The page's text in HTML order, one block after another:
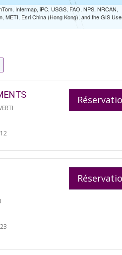
Intermap, iPC, USGS, FAO, NPS, NRCAN,
METI, Esri China (Hong Kong), and the GIS